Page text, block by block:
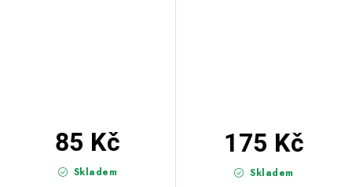
Skladem
85 Kč
Skladem
175 Kč